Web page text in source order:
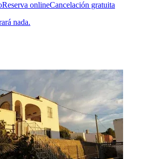
Reserva onlineCancelación gratuita
nada.